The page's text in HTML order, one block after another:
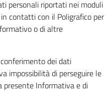
personali riportati nei moduli
contatti con il Poligrafico per
o di altre
dei dati
impossibilità di perseguire le
Informativa e di